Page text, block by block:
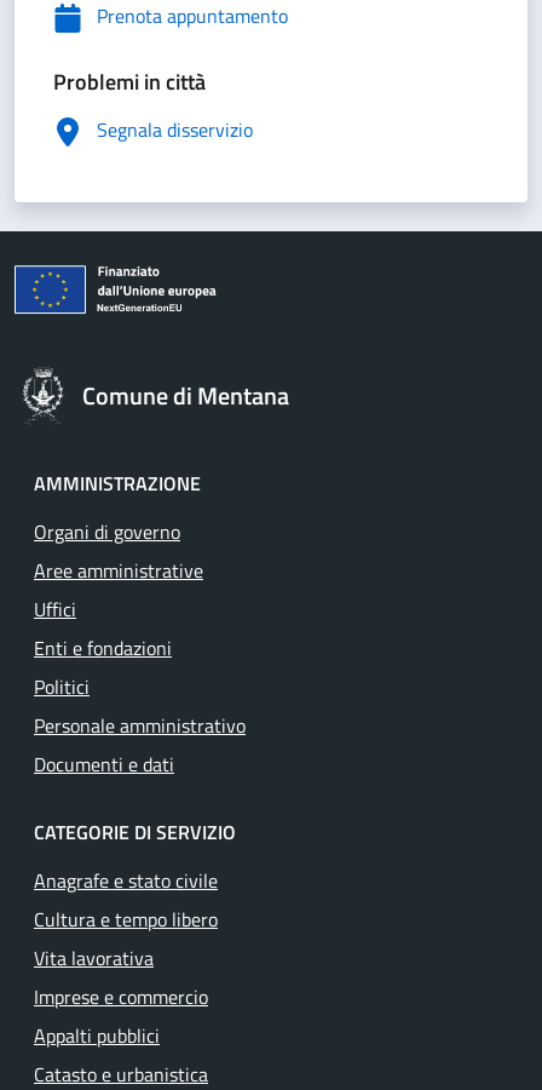
Prenota appuntamento
Problemi in città
Segnala disservizio
Comune di Mentana
AMMINISTRAZIONE
Organi di governo
Aree amministrative
Uffici
Enti e fondazioni
Politici
Personale amministrativo
Documenti e dati
CATEGORIE DI SERVIZIO
Anagrafe e stato civile
Cultura e tempo libero
Vita lavorativa
Imprese e commercio
Appalti pubblici
Catasto e urbanistica